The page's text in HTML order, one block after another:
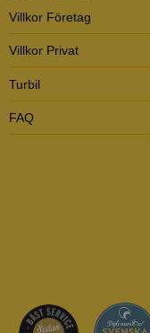
Villkor Företag
Villkor Privat
Turbil
FAQ